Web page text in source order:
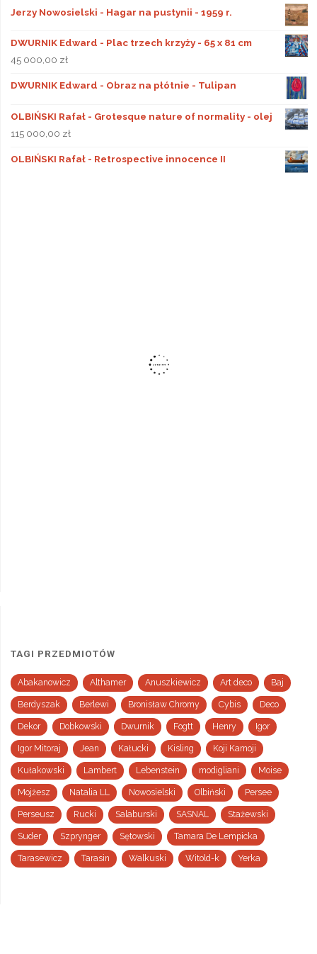
Jerzy Nowosielski - Hagar na pustynii - 1959 r.
DWURNIK Edward - Plac trzech krzyży - 65 x 81 cm
45 000,00 zł
DWURNIK Edward - Obraz na płótnie - Tulipan
OLBIŃSKI Rafał - Grotesque nature of normality - olej
115 000,00 zł
OLBIŃSKI Rafał - Retrospective innocence II
TAGI PRZEDMIOTÓW
Abakanowicz Althamer Anuszkiewicz Art deco Baj
Berdyszak Berlewi Bronisław Chromy Cybis Deco
Dekor Dobkowski Dwurnik Fogtt Henry Igor
Igor Mitoraj Jean Kałucki Kisling Koji Kamoji
Kułakowski Lambert Lebenstein modigliani Moise
Mojżesz Natalia LL Nowosielski Olbiński Persee
Perseusz Rucki Salaburski SASNAL Stażewski
Suder Szprynger Sętowski Tamara De Lempicka
Tarasewicz Tarasin Walkuski Witold-k Yerka